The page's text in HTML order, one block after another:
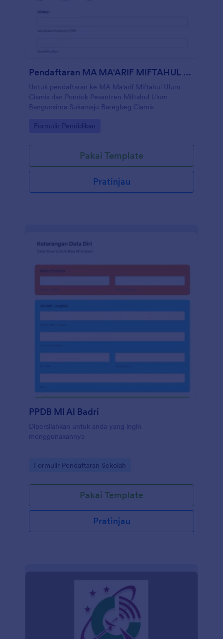
Pendaftaran MA MA'ARIF MIFTAHUL ULUM CIAMIS
Untuk pendaftaran ke MA Ma'arif Miftahul Ulum
Ciamis dan Pondok Pesantren Miftahul Ulum
Bangunsirna Sukamaju Baregbeg Ciamis
Go to Category:
Formulir Pendidikan
Pakai Template
Pratinjau
PPDB MI Al Badri
Dipersilahkan untuk anda yang ingin
menggunakannya
Go to Category:
Formulir Pendaftaran Sekolah
Pakai Template
Pratinjau